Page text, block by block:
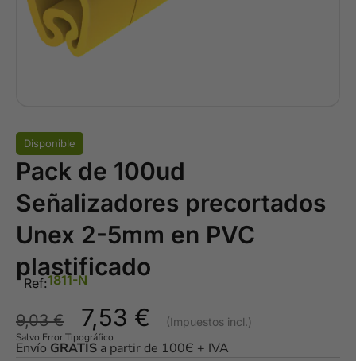
Disponible
Pack de 100ud
Señalizadores precortados
Unex 2-5mm en PVC
plastificado
Ref:1811-N
9,03€ 7,53 €
Salvo Error Tipográfico
Envío GRATIS a partir de 100Є + IVA